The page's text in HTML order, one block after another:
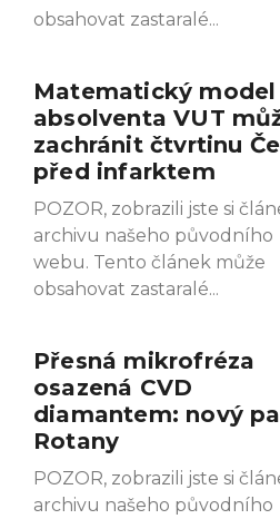
obsahovat zastaralé
Matematický model
absolventa VUT
zachránit čtvrtinu
před infarktem
POZOR, zobrazili jste si
archivu našeho původního
webu. Tento článek může
obsahovat zastaralé
Přesná mikrofréza
osazená CVD
diamantem: nový
Rotany
POZOR, zobrazili jste si
archivu našeho původního